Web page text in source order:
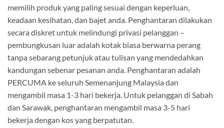
memilih produk yang paling sesuai dengan keperluan,
keadaan kesihatan, dan bajet anda. Penghantaran dilakukan
secara diskret untuk melindungi privasi pelanggan –
pembungkusan luar adalah kotak biasa berwarna perang
tanpa sebarang petunjuk atau tulisan yang mendedahkan
kandungan sebenar pesanan anda. Penghantaran adalah
PERCUMA ke seluruh Semenanjung Malaysia dan
mengambil masa 1-3 hari bekerja. Untuk pelanggan di Sabah
dan Sarawak, penghantaran mengambil masa 3-5 hari
bekerja dengan kos yang berpatutan.